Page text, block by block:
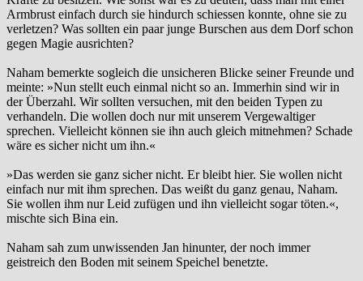
Armbrust einfach durch sie hindurch schiessen konnte, ohne sie zu
verletzen? Was sollten ein paar junge Burschen aus dem Dorf schon
gegen Magie ausrichten?
Naham bemerkte sogleich die unsicheren Blicke seiner Freunde und
meinte: »Nun stellt euch einmal nicht so an. Immerhin sind wir in
der Überzahl. Wir sollten versuchen, mit den beiden Typen zu
verhandeln. Die wollen doch nur mit unserem Vergewaltiger
sprechen. Vielleicht können sie ihn auch gleich mitnehmen? Schade
wäre es sicher nicht um ihn.«
»Das werden sie ganz sicher nicht. Er bleibt hier. Sie wollen nicht
einfach nur mit ihm sprechen. Das weißt du ganz genau, Naham.
Sie wollen ihm nur Leid zufügen und ihn vielleicht sogar töten.«,
mischte sich Bina ein.
Naham sah zum unwissenden Jan hinunter, der noch immer
geistreich den Boden mit seinem Speichel benetzte.